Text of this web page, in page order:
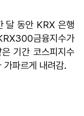
달 동안 KRX 은행
금융지수가
기간 코스피지수
파르게 내려감.